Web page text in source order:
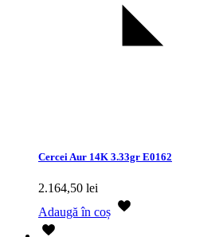
Cercei Aur 14K 3.33gr E0162
2.164,50 lei
Adaugă în coș